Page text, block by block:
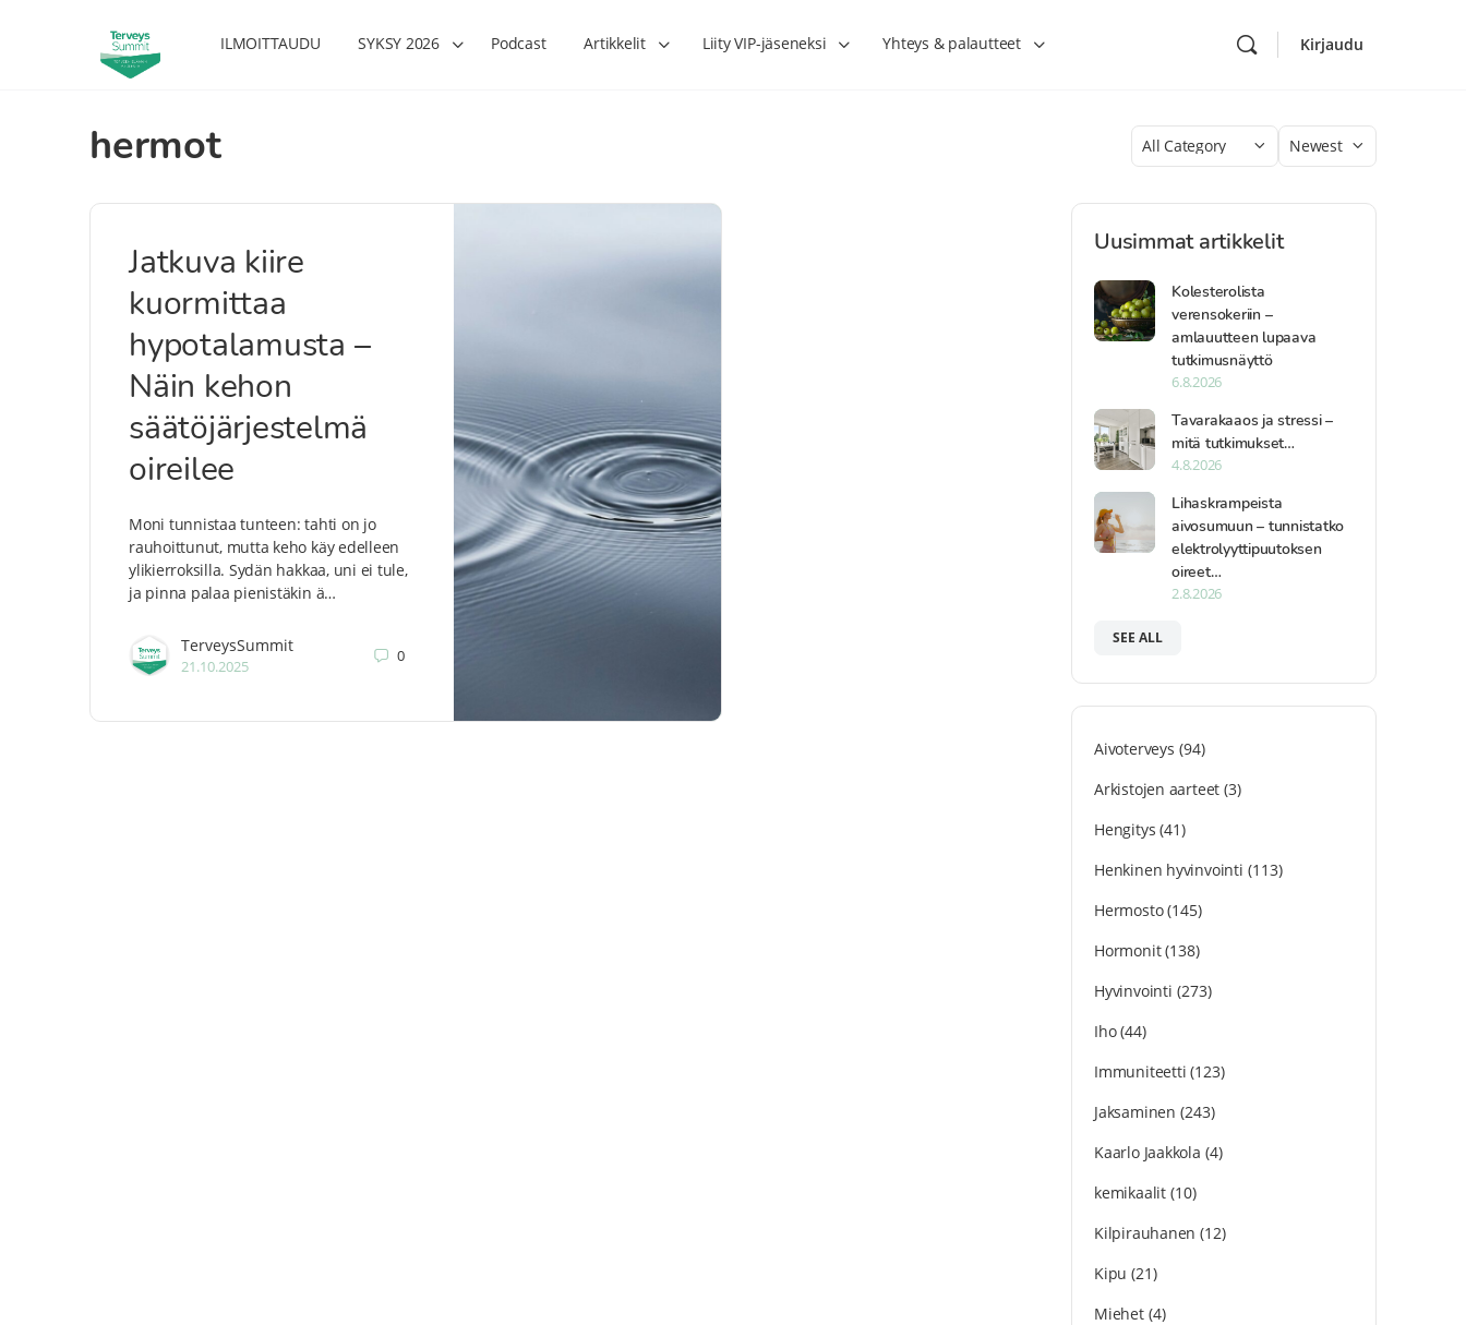
ILMOITTAUDU SYKSY 2026 Podcast Artikkelit Liity VIP-jäseneksi Yhteys & palautteet Kirjaudu
hermot Category
Sort
Jatkuva kiire
kuormittaa
hypotalamusta –
Näin kehon
säätöjärjestelmä
oireilee
Moni tunnistaa tunteen: tahti on jo
rauhoittunut, mutta keho käy edelleen
ylikierroksilla. Sydän hakkaa, uni ei tule,
ja pinna palaa pienistäkin ä…
TerveysSummit
21.10.2025
0
Uusimmat artikkelit
Kolesterolista
verensokeriin –
amlauutteen lupaava
tutkimusnäyttö
6.8.2026
Tavarakaaos ja stressi –
mitä tutkimukset…
4.8.2026
Lihaskrampeista
aivosumuun – tunnistatko
elektrolyyttipuutoksen
oireet…
2.8.2026
SEE ALL
Aivoterveys (94)
Arkistojen aarteet (3)
Hengitys (41)
Henkinen hyvinvointi (113)
Hermosto(145)
Hormonit(138)
Hyvinvointi (273)
Iho(44)
Immuniteetti (123)
Jaksaminen (243)
Kaarlo Jaakkola (4)
kemikaalit(10)
Kilpirauhanen (12)
Kipu (21)
Miehet(4)